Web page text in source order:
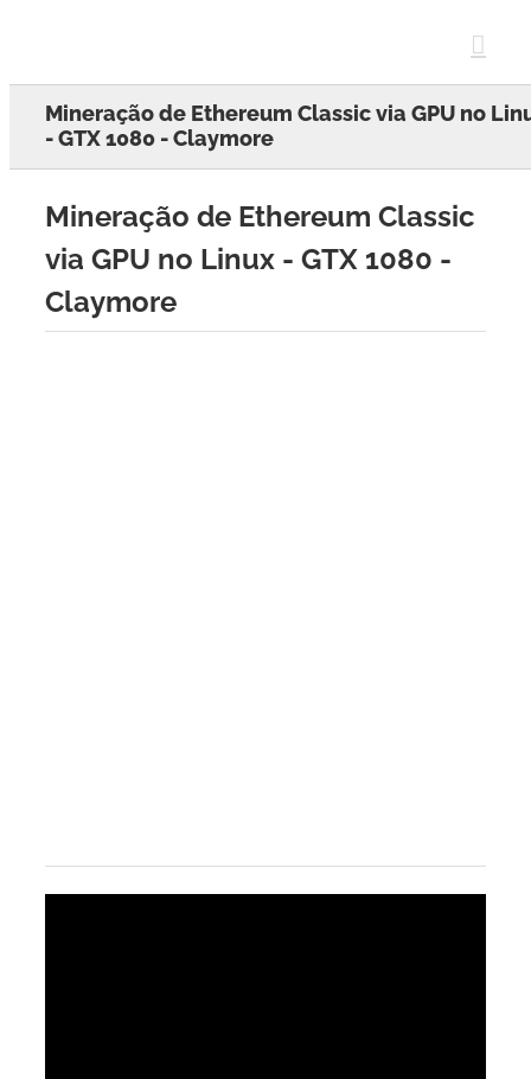
Mineração de Ethereum Classic via GPU no
- GTX 1080 - Claymore
Mineração de Ethereum Classic
via GPU no Linux - GTX 1080 -
Claymore